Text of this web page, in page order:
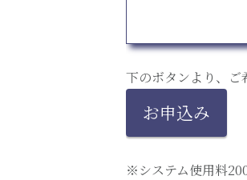
下のボタンより、ご
お申込み
※システム使用料